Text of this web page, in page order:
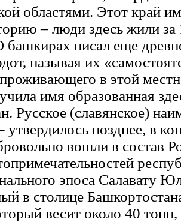
областями. Этот край
– люди здесь жили за
писал еще
называя их
в этой
имя образованная
Русское (славянское)
позднее, в
вошли в состав
эпоса Салавату
в столице
весит около 40 тонн,